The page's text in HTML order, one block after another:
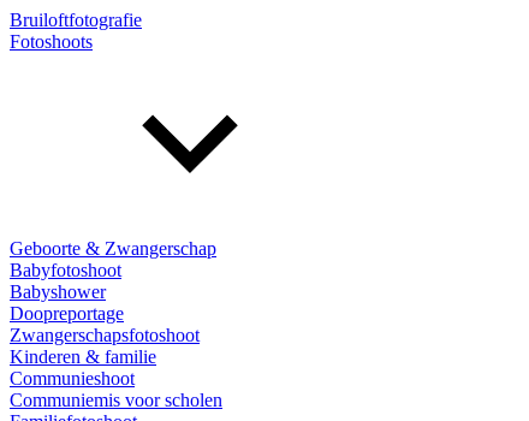
Bruiloftfotografie
Fotoshoots
Geboorte & Zwangerschap
Babyfotoshoot
Babyshower
Doopreportage
Zwangerschapsfotoshoot
Kinderen & familie
Communieshoot
Communiemis voor scholen